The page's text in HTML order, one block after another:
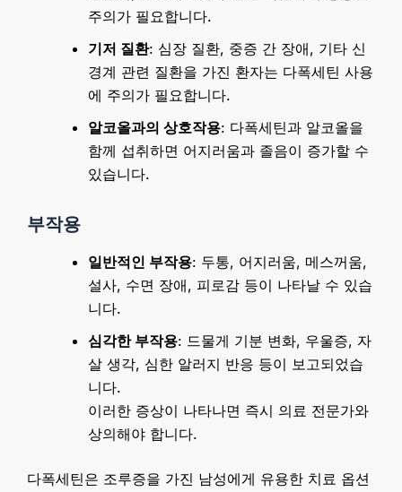
주의가 필요합니다.
기저 질환: 심장 질환, 중증 간 장애, 기타 신
경계 관련 질환을 가진 환자는 다폭세틴 사용
에 주의가 필요합니다.
알코올과의 상호작용: 다폭세틴과 알코올을
함께 섭취하면 어지러움과 졸음이 증가할 수
있습니다.
부작용
일반적인 부작용: 두통, 어지러움, 메스꺼움,
설사, 수면 장애, 피로감 등이 나타날 수 있습
니다.
심각한 부작용: 드물게 기분 변화, 우울증, 자
살 생각, 심한 알러지 반응 등이 보고되었습
니다.
이러한 증상이 나타나면 즉시 의료 전문가와
상의해야 합니다.
다폭세틴은 조루증을 가진 남성에게 유용한 치료 옵션